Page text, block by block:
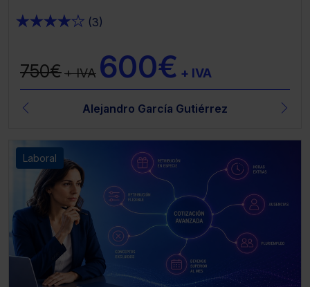
★★★★★ (3)
750€+ IVA 600€ + IVA
Alejandro García Gutiérrez
Laboral